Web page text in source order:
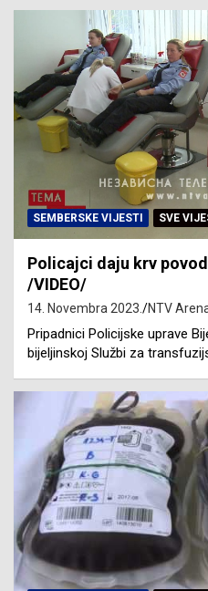
SEMBERSKE VIJESTI SVE
Policajci daju krv
/VIDEO/
14. Novembra 2023. NTV
Pripadnici Policijske uprave
bijeljinskoj Službi za